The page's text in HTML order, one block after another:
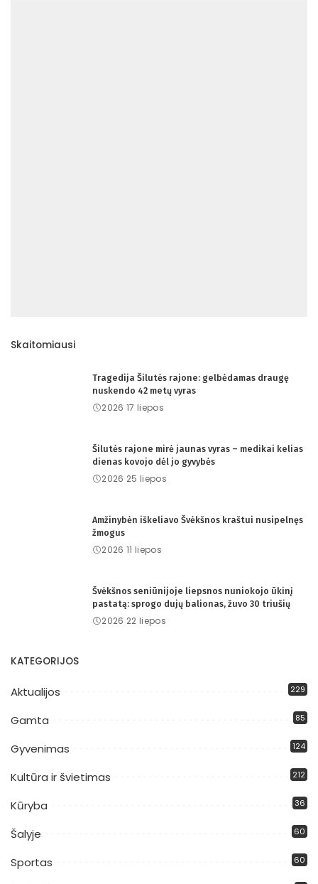
Skaitomiausi
Tragedija Šilutės rajone: gelbėdamas draugę
nuskendo 42 metų vyras
2026 17 liepos
Šilutės rajone mirė jaunas vyras – medikai kelias
dienas kovojo dėl jo gyvybės
2026 25 liepos
Amžinybėn iškeliavo Švėkšnos kraštui nusipelnęs
žmogus
2026 11 liepos
Švėkšnos seniūnijoje liepsnos nuniokojo ūkinį
pastatą: sprogo dujų balionas, žuvo 30 triušių
2026 22 liepos
KATEGORIJOS
Aktualijos 229
Gamta 85
Gyvenimas 124
Kultūra ir švietimas 212
Kūryba 36
Šalyje 60
Sportas 60